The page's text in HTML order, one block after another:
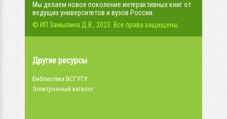
Мы делаем новое поколение интерактивных книг от
ведущих университетов и вузов России.
© ИП Замылина Д.В., 2023. Все права защищены.
Другие ресурсы
Библиотека ВСГУТУ
Электронный каталог